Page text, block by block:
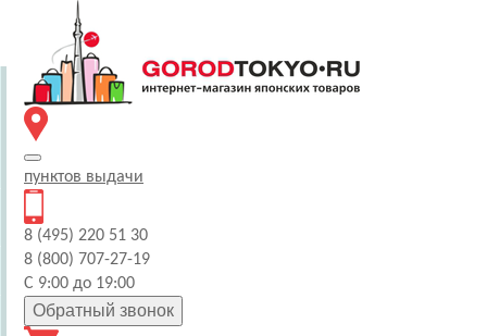
пунктов выдачи
8 (495) 220 51 30
8 (800) 707-27-19
С 9:00 до 19:00
Обратный звонок